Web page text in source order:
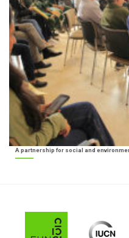
A partnership for social and